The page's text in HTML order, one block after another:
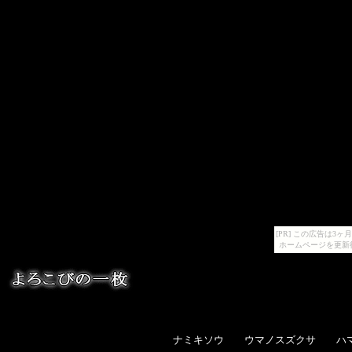
[PR] この広告は3ヶ
ホームページを更
ナミキソウ ウマノスズクサ ハ